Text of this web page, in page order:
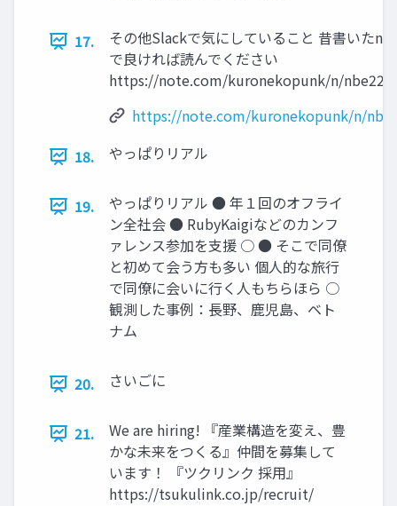
17.
その他Slackで気にしていること 昔書いた
で良ければ読んでください
https://note.com/kuronekopunk/n/
https://note.com/kuronekopunk/n/
18.
やっぱりリアル
19.
やっぱりリアル ● 年１回のオフライ
ン全社会 ● RubyKaigiなどのカンフ
ァレンス参加を⽀援 ○ ● そこで同僚
と初めて会う⽅も多い 個⼈的な旅⾏
で同僚に会いに⾏く⼈もちらほら ○
観測した事例：⻑野、⿅児島、ベト
ナム
20. さいごに
21.
We are hiring! 『産業構造を変え、豊
かな未来をつくる』仲間を募集して
います！ 『ツクリンク 採⽤』
https://tsukulink.co.jp/recruit/